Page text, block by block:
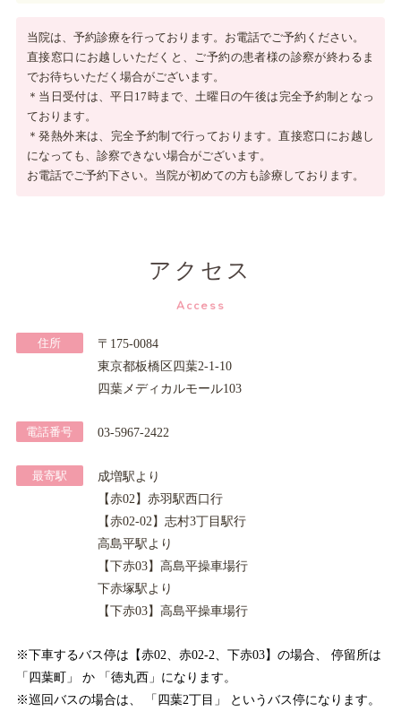
当院は、予約診療を行っております。お電話でご予約ください。
直接窓口にお越しいただくと、ご予約の患者様の診察が終わるま
でお待ちいただく場合がございます。
＊当日受付は、平日17時まで、土曜日の午後は完全予約制となっ
ております。
＊発熱外来は、完全予約制で行っております。直接窓口にお越し
になっても、診察できない場合がございます。
お電話でご予約下さい。当院が初めての方も診療しております。
アクセス
Access
住所
〒175-0084
東京都板橋区四葉2-1-10
四葉メディカルモール103
電話番号 03-5967-2422
最寄駅
成増駅より
【赤02】赤羽駅西口行
【赤02-02】志村3丁目駅行
高島平駅より
【下赤03】高島平操車場行
下赤塚駅より
【下赤03】高島平操車場行
※下車するバス停は【赤02、赤02-2、下赤03】の場合、 停留所は
「四葉町」 か 「徳丸西」になります。
※巡回バスの場合は、 「四葉2丁目」 というバス停になります。